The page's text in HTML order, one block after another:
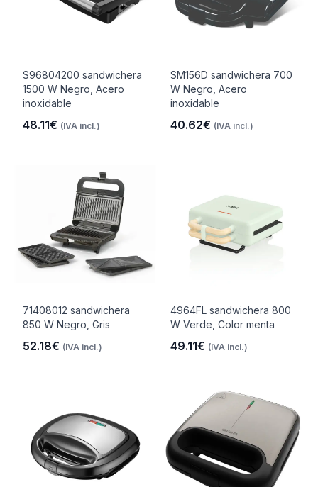
S96804200 sandwichera
1500 W Negro, Acero
inoxidable
48.11€ (IVA incl.)
SM156D sandwichera 700
W Negro, Acero
inoxidable
40.62€ (IVA incl.)
71408012 sandwichera
850 W Negro, Gris
52.18€ (IVA incl.)
4964FL sandwichera 800
W Verde, Color menta
49.11€ (IVA incl.)